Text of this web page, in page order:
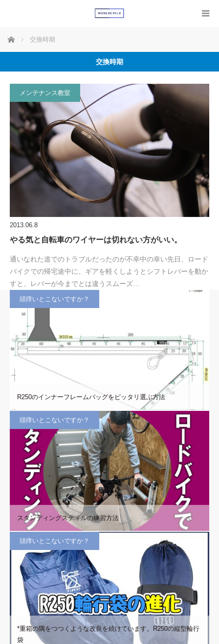
ホーム 交換時期
交換時期
メンテナンス教室
2013.06.8
やる気と自転車のワイヤーは切れない方がいい。
通いなれた道でのトラブルだったのが不幸中の幸い先日、ロード
バイクでの帰宅途中に、ギアを軽くしようとシフトレバーを動か
すと、レバーが今までとは違うスムーズ…
頭痒いとこないですか？
R250のインナーフレームバッグをピッタリ選ぶ方法
頭痒いとこないですか？
スタンディングスティルの練習方法
頭痒いとこないですか？
*重箱の隅をつつくような改良を続けています。R250の縦型輪行
袋